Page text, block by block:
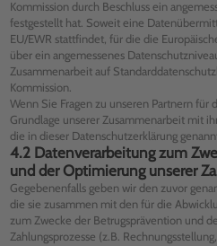
Kommission durch Beschluss ein
festgestellt hat. Soweit eine
EU/EWR stattfindet, für die die
über ein angemessenes
Zusammenarbeit auf
Kommission.
Wenn Sie Fragen zu unseren Partnern für
Grundlage unserer Zusammenarbeit mit
die in dieser Datenschutzerklärung
4.2 Datenverarbeitung zum
und der Optimierung unserer
Gegebenenfalls geben wir den zuvor
die sie zusammen mit den für die
zum Zwecke der Betrugsprävention und
Zahlungsprozesse (z.B.